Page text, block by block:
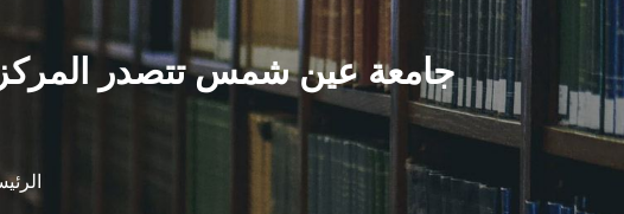
جامعة عين شمس تتصدر المركز